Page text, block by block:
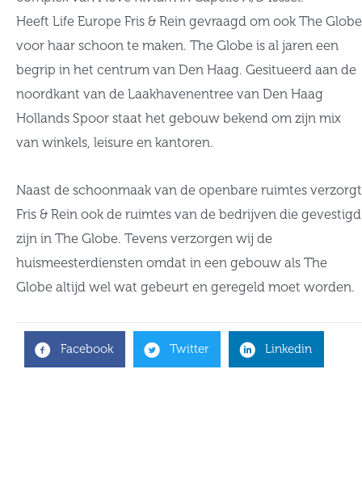
Heeft Life Europe Fris & Rein gevraagd om ook The Globe
voor haar schoon te maken. The Globe is al jaren een
begrip in het centrum van Den Haag. Gesitueerd aan de
noordkant van de Laakhavenentree van Den Haag
Hollands Spoor staat het gebouw bekend om zijn mix
van winkels, leisure en kantoren.
Naast de schoonmaak van de openbare ruimtes verzorgt
Fris & Rein ook de ruimtes van de bedrijven die gevestigd
zijn in The Globe. Tevens verzorgen wij de
huismeesterdiensten omdat in een gebouw als The
Globe altijd wel wat gebeurt en geregeld moet worden.
Facebook Twitter Linkedin